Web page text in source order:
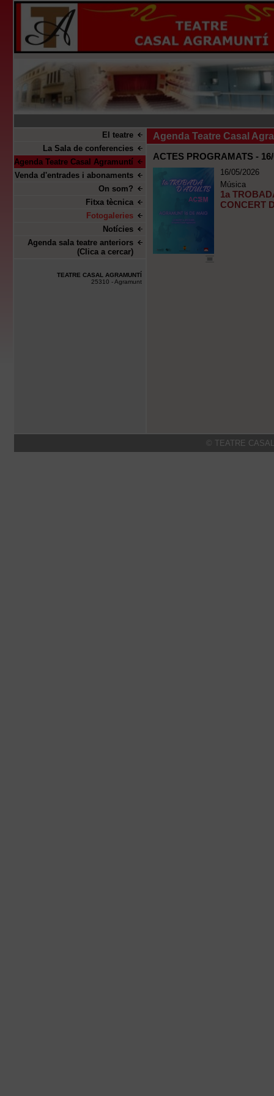
El teatre
La Sala de conferencies
Agenda Teatre Casal Agramuntí
Venda d'entrades i abonaments
On som?
Fitxa tècnica
Fotogaleries
Notícies
Agenda sala teatre anteriors
(Clica a cercar)
TEATRE CASAL AGRAMUNTÍ
25310 - Agramunt
Agenda Teatre Casal
ACTES PROGRAMATS -
16/05/2026
Música
1a
CONCERT
© TEATRE